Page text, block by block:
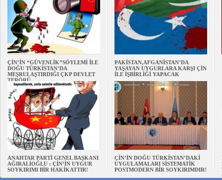
ÇİN’İN “GÜVENLİK”SÖYLEMİ İLE
DOĞU TÜRKİSTAN’DA
MEŞRULAŞTIRDIĞI ÇKP DEVLET
TERÖRÜ
PAKİSTAN,AFGANİSTAN’DA
YAŞAYAN UYGURLARA KARŞI ÇİN
İLE İŞBİRLİĞİ YAPACAK
ANAHTAR PARTİ GENEL BAŞKANI
AĞIRALİOĞLU : ÇİN’İN UYGUR
SOYKIRIMI BİR HAKİKATTIR!
ÇİN’İN DOĞU TÜRKİSTAN’DAKİ
UYGULAMALARI SİSTEMATİK
POSTMODERN BİR SOYKIRIMDIR!